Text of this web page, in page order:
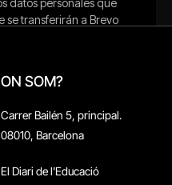
ON SOM?
Carrer Bailén 5, principal.
08010, Barcelona
El Diari de l'Educació